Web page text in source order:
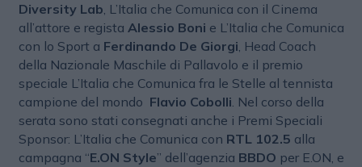
Diversity Lab, L’Italia che Comunica con il Cinema
all’attore e regista Alessio Boni e L’Italia che Comunica
con lo Sport a Ferdinando De Giorgi, Head Coach
della Nazionale Maschile di Pallavolo e il premio
speciale L’Italia che Comunica fra le Stelle al tennista
campione del mondo Flavio Cobolli. Nel corso della
serata sono stati consegnati anche i Premi Speciali
Sponsor: L’Italia che Comunica con RTL 102.5 alla
campagna “E.ON Style” dell’agenzia BBDO per E.ON, e